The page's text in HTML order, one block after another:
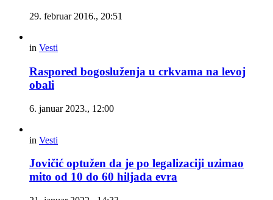
29. februar 2016., 20:51
in Vesti
Raspored bogosluženja u crkvama na levoj
obali
6. januar 2023., 12:00
in Vesti
Jovičić optužen da je po legalizaciji uzimao
mito od 10 do 60 hiljada evra